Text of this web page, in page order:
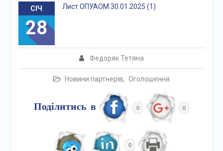
СІЧ
28
Федоряк Тетяна
Новини партнерів, Оголошення
Лист ОПУАОМ 30.01.2025 (1)
Поділитись в 0 0
0